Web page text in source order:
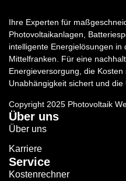
Ihre Experten für
Photovoltaikanlagen,
intelligente Energielösungen in
Mittelfranken. Für eine
Energieversorgung, die Kosten
Unabhängigkeit sichert und die
Copyright 2025 Photovoltaik
Über uns
Über uns
Karriere
Service
Kostenrechner